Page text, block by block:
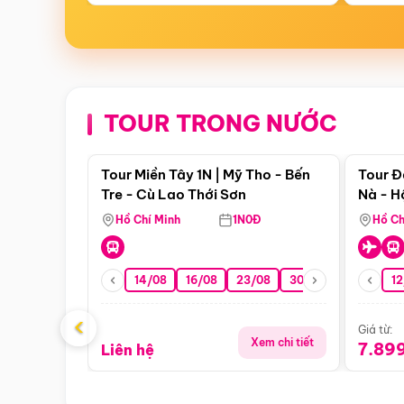
TOUR TRONG NƯỚC
Điểm nổi bật
Tour Miền Tây 1N | Mỹ Tho - Bến
Tre - Cù Lao Thới Sơn
Hồ Chí Minh 1N0Đ
14/08 16/08 23/08 30/08 06/09
Liên hệ Xem chi tiết
Tour
Nà -
Nha
Hồ
Giá từ:
‹